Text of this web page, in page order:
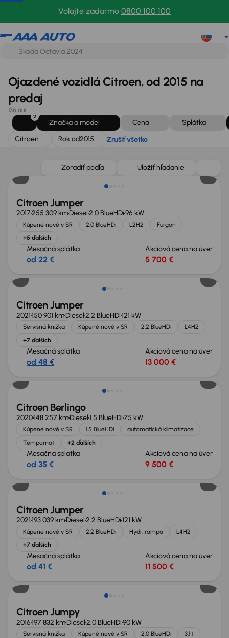
Volajte zadarmo 0800 100 100
Citroen
Ojazdené vozidlá Citroen, od 2015 na
predaj
136 áut
2
Značka a model Cena
Splátka
Citroen
Rok od2015 Zrušiť všetko
Zoradiť podľa Uložiť hľadanie
Zlacnené o 500 €
Citroen Jumper
2017255 309 kmDiesel2.0 BlueHDi96 kW
Kúpené nové v SR 2.0 BlueHDi L2H2
Furgon
+5 ďalších
Mesačná splátka
od 22 €
Akciová cena na úver
5 700 €
Zlacnené o 500 €
Citroen Jumper
2021150 901 kmDiesel2.2 BlueHDi121 kW
Servisná knižka Kúpené nové v SR 2.2 BlueHDi
L4H2
+7 ďalších
Mesačná splátka
od 48 €
Akciová cena na úver
13 000 €
Zlacnené o 1 300 €
Citroen Berlingo
2020148 257 kmDiesel1.5 BlueHDi75 kW
Kúpené nové v SR 1.5 BlueHDi
automatická klimatizace
Tempomat
+2 ďalších
Mesačná splátka
od 35 €
Akciová cena na úver
9 500 €
Zlacnené o 1 500 €
Citroen Jumper
2021193 039 kmDiesel2.2 BlueHDi121 kW
Kúpené nové v SR 2.2 BlueHDi Hydr. rampa
L4H2
+7 ďalších
Mesačná splátka
od 41 €
Akciová cena na úver
11 500 €
Zlacnené o 500 €
Citroen Jumpy
2016197 832 kmDiesel2.0 BlueHDi90 kW
Servisná knižka Kúpené nové v SR 2.0 BlueHDi
3.1 t